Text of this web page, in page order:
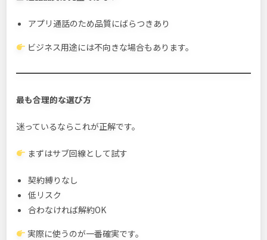
アプリ通話のため品質にばらつきあり
ビジネス用途には不向きな場合もあります。
最も合理的な選び方
迷っているならこれが正解です。
まずはサブ回線として試す
契約縛りなし
低リスク
合わなければ解約OK
実際に使うのが一番確実です。